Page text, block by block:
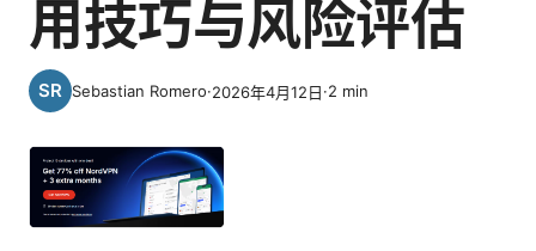
用技巧与风险评估
Sebastian Romero·2026年4月12日·2 min